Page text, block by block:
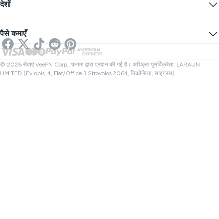
कुकी प्राथमिकताएँ
स्ट्रीमिंग के लिए वीपीएन
नेटफ्लिक्स वीपीएन
अपना IP छुपाएं
ऑनलाइन एसएमएस
लिंक चेकर
फाइल चेक करने वाला
देशों
यूके वीपीएन
कनाडा वीपीएन
तुर्की वीपीएन
पैसे कमाएँ
संबंधी
© 2026 सेवाएं VeePN Corp., पनामा द्वारा प्रदान की गई हैं। अधिकृत पुनर्विक्रेता: LARAUN
LIMITED (Evropis, 4, Flat/Office 3 Strovolos 2064, निकोसिया, साइप्रस)